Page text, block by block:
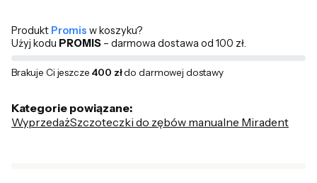
Produkt Promis w koszyku?
Użyj kodu PROMIS – darmowa dostawa od 100 zł.
Brakuje Ci jeszcze 400 złdo darmowej dostawy
Kategorie powiązane:
WyprzedażSzczoteczki do zębów manualne Miradent